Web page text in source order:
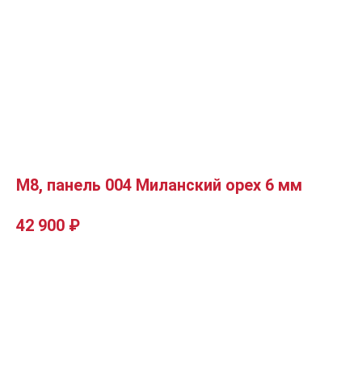
М8, панель 004 Миланский орех 6 мм
42 900 ₽